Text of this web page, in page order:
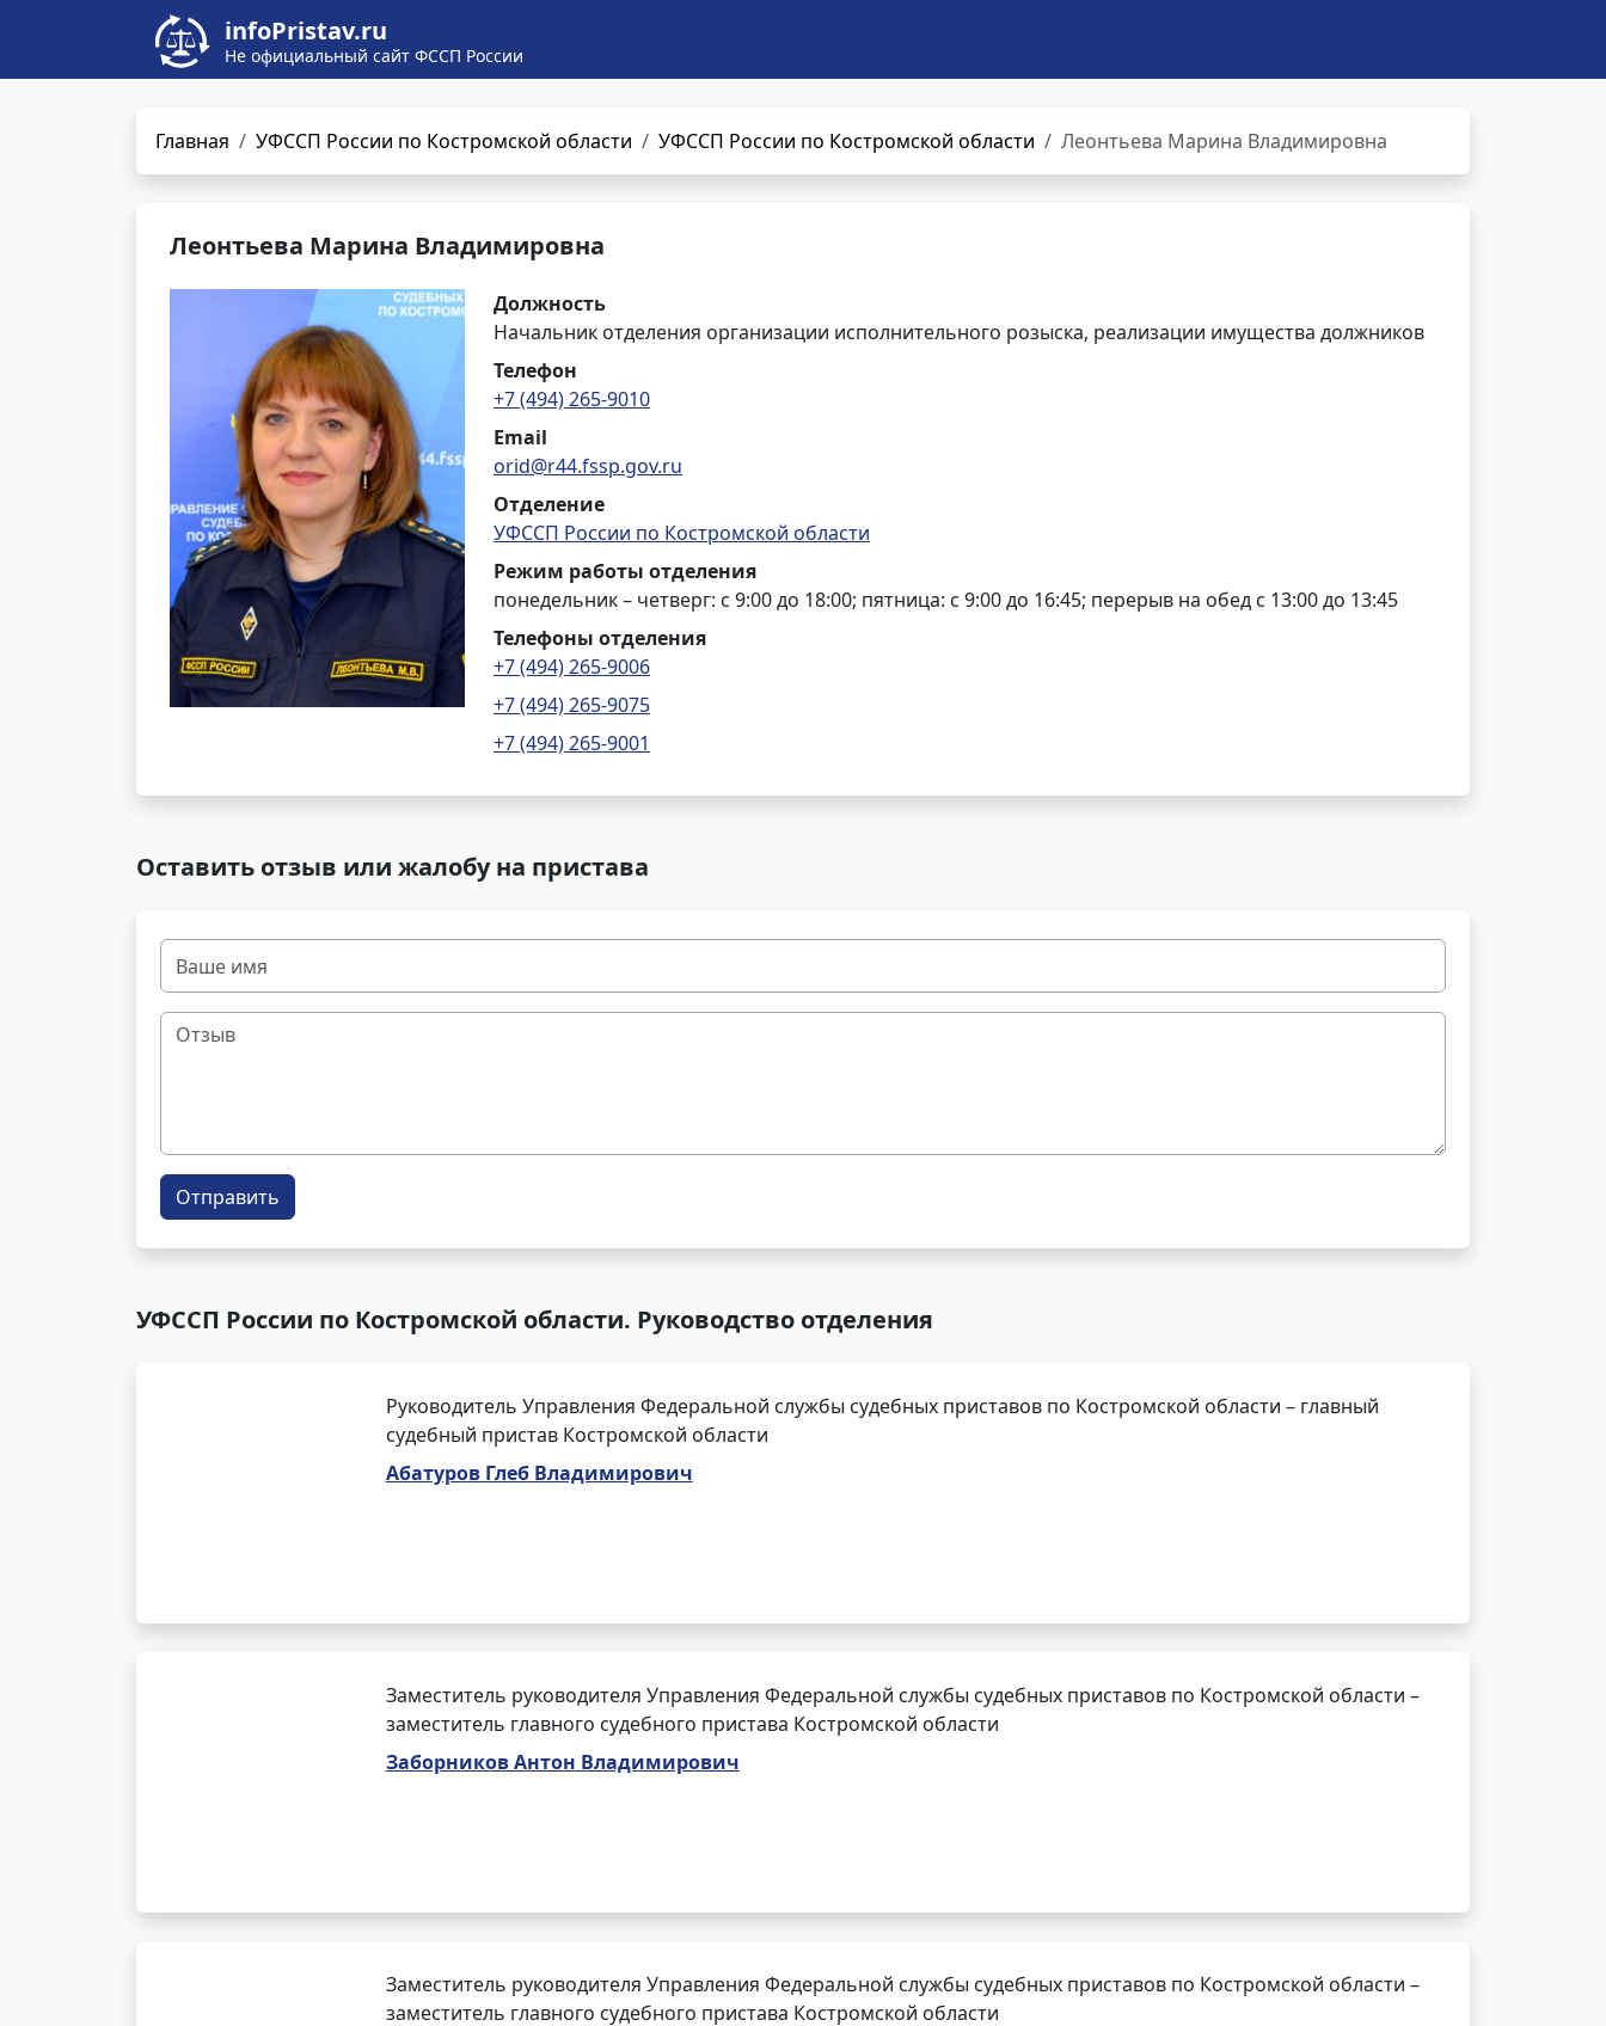
infoPristav.ru
Не официальный сайт ФССП России
Главная УФССП России по Костромской области УФССП России по Костромской области Леонтьева Марина Владимировна
Леонтьева Марина Владимировна
Должность
Начальник отделения организации исполнительного розыска, реализации имущества должников
Телефон
+7 (494) 265-9010
Email
orid@r44.fssp.gov.ru
Отделение
УФССП России по Костромской области
Режим работы отделения
понедельник – четверг: с 9:00 до 18:00; пятница: с 9:00 до 16:45; перерыв на обед с 13:00 до 13:45
Телефоны отделения
+7 (494) 265-9006
+7 (494) 265-9075
+7 (494) 265-9001
Оставить отзыв или жалобу на пристава
Отправить
УФССП России по Костромской области. Руководство отделения
Руководитель Управления Федеральной службы судебных приставов по Костромской области – главный
судебный пристав Костромской области
Абатуров Глеб Владимирович
Заместитель руководителя Управления Федеральной службы судебных приставов по Костромской области –
заместитель главного судебного пристава Костромской области
Заборников Антон Владимирович
Заместитель руководителя Управления Федеральной службы судебных приставов по Костромской области –
заместитель главного судебного пристава Костромской области